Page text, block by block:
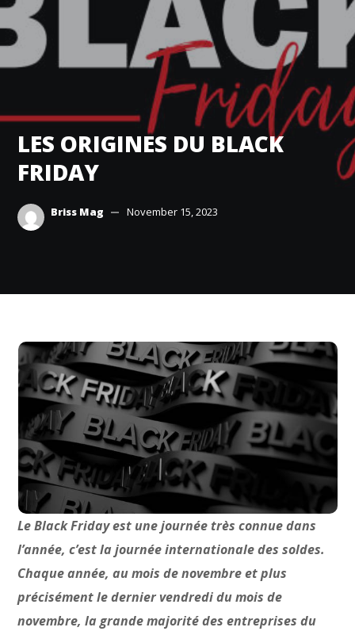
LES ORIGINES DU BLACK
FRIDAY
Briss Mag November 15, 2023
Le Black Friday est une journée très connue dans
l’année, c’est la journée internationale des soldes.
Chaque année, au mois de novembre et plus
précisément le dernier vendredi du mois de
novembre, la grande majorité des entreprises du